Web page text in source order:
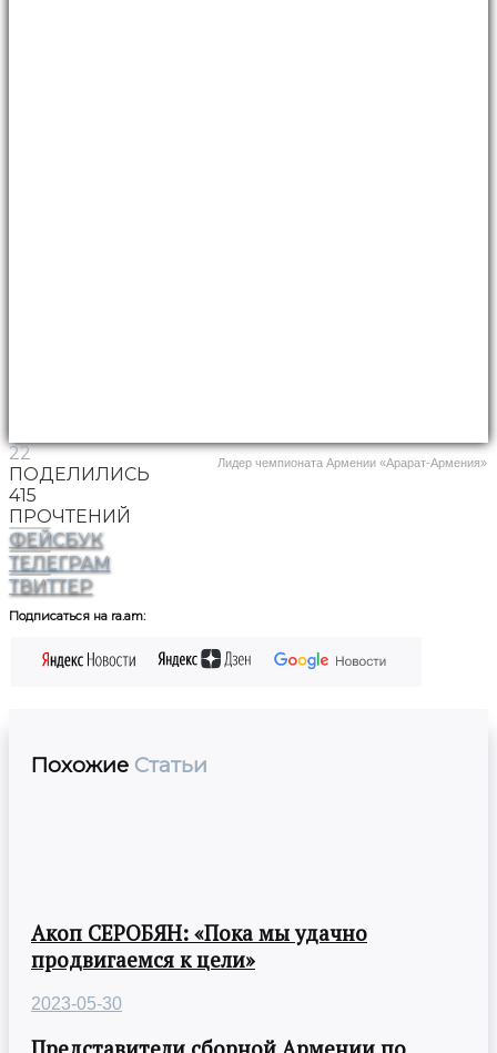
Лидер чемпионата Армении «Арарат-Армения»
22
ПОДЕЛИЛИСЬ
415
ПРОЧТЕНИЙ
ФЕЙСБУК
ТЕЛЕГРАМ
ТВИТТЕР
Подписаться на ra.am:
Похожие Статьи
Акоп СЕРОБЯН: «Пока мы удачно
продвигаемся к цели»
2023-05-30